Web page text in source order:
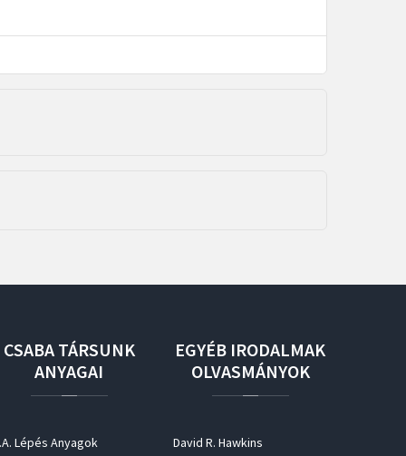
CSABA TÁRSUNK
ANYAGAI
Lépés Anyagok
EGYÉB IRODALMAK
OLVASMÁNYOK
David R. Hawkins